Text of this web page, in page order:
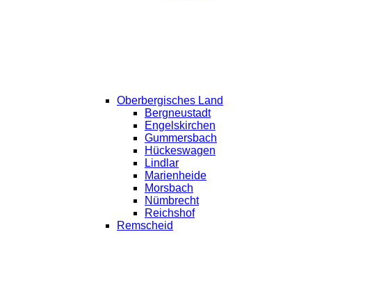
Oberbergisches Land
Bergneustadt
Engelskirchen
Gummersbach
Hückeswagen
Lindlar
Marienheide
Morsbach
Nümbrecht
Reichshof
Remscheid